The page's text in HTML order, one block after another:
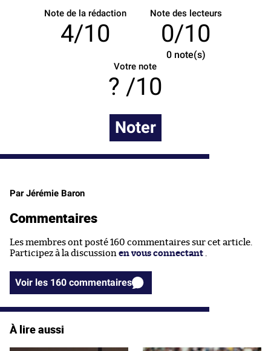
Note de la rédaction
4/10
Note des lecteurs
0/10
0note(s)
Votre note
/10
Noter
Par Jérémie Baron
Commentaires
Les membres ont posté 160 commentaires sur cet article.
Participez à la discussion en vous connectant
Voir les 160 commentaires
À lire aussi